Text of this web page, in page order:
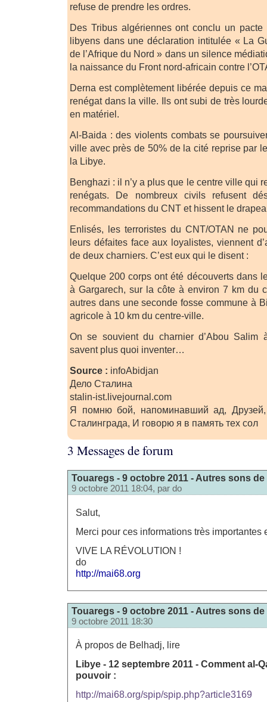
refuse de prendre les ordres.
Des Tribus algériennes ont conclu un
libyens dans une déclaration intitulée « La
de l’Afrique du Nord » dans un silence
la naissance du Front nord-africain contre
Derna est complètement libérée depuis ce
renégat dans la ville. Ils ont subi de très
en matériel.
Al-Baida : des violents combats se
ville avec près de 50% de la cité reprise par
la Libye.
Benghazi : il n’y a plus que le centre ville qui
renégats. De nombreux civils refusent
recommandations du CNT et hissent le
Enlisés, les terroristes du CNT/OTAN ne
leurs défaites face aux loyalistes, viennent
de deux charniers. C’est eux qui le disent :
Quelque 200 corps ont été découverts dans
à Gargarech, sur la côte à environ 7 km du
autres dans une seconde fosse commune à
agricole à 10 km du centre-ville.
On se souvient du charnier d’Abou Salim
savent plus quoi inventer…
Source : infoAbidjan
Дело Сталина
stalin-ist.livejournal.com
Я помню бой, напоминавший ад,
Сталинграда, И говорю я в память тех сол
3 Messages de forum
Touaregs - 9 octobre 2011 - Autres sons
9 octobre 2011 18:04, par do
Salut,
Merci pour ces informations très importantes
VIVE LA RÉVOLUTION !
do
http://mai68.org
Touaregs - 9 octobre 2011 - Autres sons
9 octobre 2011 18:30
À propos de Belhadj, lire
Libye - 12 septembre 2011 - Comment al-
pouvoir :
http://mai68.org/spip/spip.php?article3169